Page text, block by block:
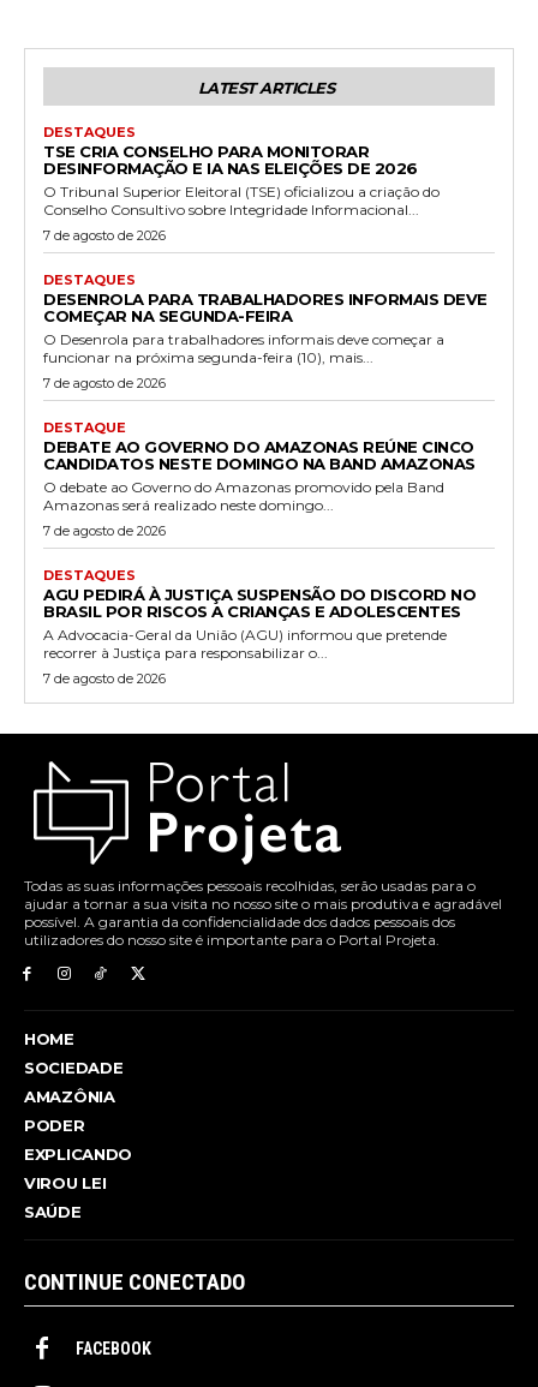
LATEST ARTICLES
DESTAQUES
TSE CRIA CONSELHO PARA MONITORAR
DESINFORMAÇÃO E IA NAS ELEIÇÕES DE 2026
O Tribunal Superior Eleitoral (TSE) oficializou a criação do
Conselho Consultivo sobre Integridade Informacional...
7 de agosto de 2026
DESTAQUES
DESENROLA PARA TRABALHADORES INFORMAIS DEVE
COMEÇAR NA SEGUNDA-FEIRA
O Desenrola para trabalhadores informais deve começar a
funcionar na próxima segunda-feira (10), mais...
7 de agosto de 2026
DESTAQUE
DEBATE AO GOVERNO DO AMAZONAS REÚNE CINCO
CANDIDATOS NESTE DOMINGO NA BAND AMAZONAS
O debate ao Governo do Amazonas promovido pela Band
Amazonas será realizado neste domingo...
7 de agosto de 2026
DESTAQUES
AGU PEDIRÁ À JUSTIÇA SUSPENSÃO DO DISCORD NO
BRASIL POR RISCOS A CRIANÇAS E ADOLESCENTES
A Advocacia-Geral da União (AGU) informou que pretende
recorrer à Justiça para responsabilizar o...
7 de agosto de 2026
Todas as suas informações pessoais recolhidas, serão usadas para o
ajudar a tornar a sua visita no nosso site o mais produtiva e agradável
possível. A garantia da confidencialidade dos dados pessoais dos
utilizadores do nosso site é importante para o Portal Projeta.
HOME
SOCIEDADE
AMAZÔNIA
PODER
EXPLICANDO
VIROU LEI
SAÚDE
CONTINUE CONECTADO
FACEBOOK